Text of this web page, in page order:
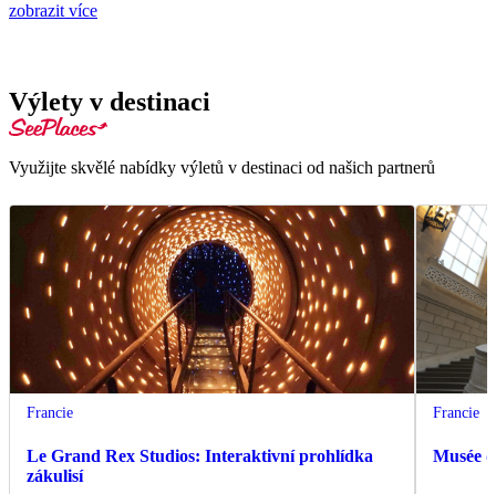
zobrazit více
Výlety v destinaci
Využijte skvělé nabídky výletů v destinaci od našich partnerů
Francie
Le Grand Rex Studios: Interaktivní prohlídka
zákulisí
Francie
Musée